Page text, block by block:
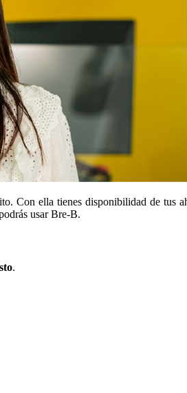
Con ella tienes disponibilidad de tus
usar Bre-B.
.